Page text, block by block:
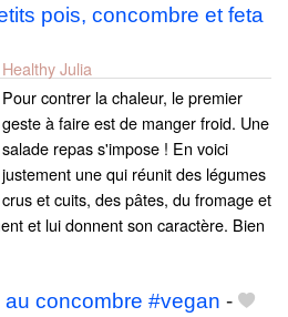
pois, concombre et feta
Healthy Julia
Pour contrer la chaleur, le premier
geste à faire est de manger froid. Une
salade repas s'impose ! En voici
justement une qui réunit des légumes
crus et cuits, des pâtes, du fromage et
et lui donnent son caractère. Bien
concombre #vegan -